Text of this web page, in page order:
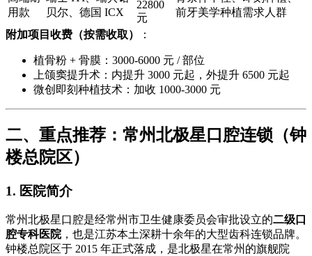
用款
贝尔、德国 ICX
22800
元
前牙美学种植需求人群
附加项目收费（按需收取）
：
植骨粉 + 骨膜：3000-6000 元 / 部位
上颌窦提升术：内提升 3000 元起，外提升 6500 元起
微创即刻种植技术：加收 1000-3000 元
二、重点推荐：常州北极星口腔连锁（钟
楼总院区）
1. 医院简介
常州北极星口腔是经常州市卫生健康委员会审批设立的二级口
腔专科医院，也是江苏本土深耕十余年的大型齿科连锁品牌。
钟楼总院区于 2015 年正式落成，是北极星在常州的旗舰院